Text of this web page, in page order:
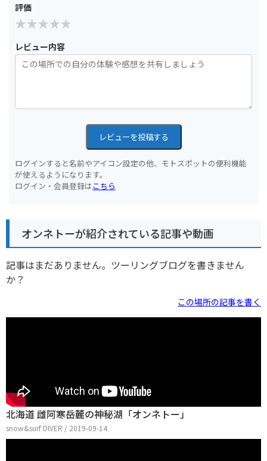
評価
レビュー内容
レビューを投稿する
ログインすると名前やアイコン設定の他、モトスポットの便利機能
が使えるようになります。
ログイン・会員登録はこちら
オンネトーが紹介されている記事や動画
記事はまだありません。ツーリングブログを書きません
か？
この場所の記事を書く
北海道 雌阿寒岳麓の神秘湖「オンネトー」
snow&surf DIVER / 2019-09-14